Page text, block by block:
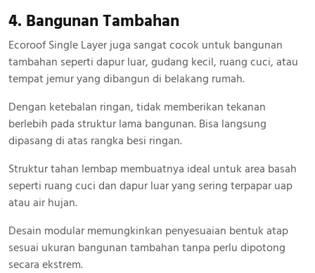
4. Bangunan Tambahan
Ecoroof Single Layer juga sangat cocok untuk bangunan
tambahan seperti dapur luar, gudang kecil, ruang cuci, atau
tempat jemur yang dibangun di belakang rumah.
Dengan ketebalan ringan, tidak memberikan tekanan
berlebih pada struktur lama bangunan. Bisa langsung
dipasang di atas rangka besi ringan.
Struktur tahan lembap membuatnya ideal untuk area basah
seperti ruang cuci dan dapur luar yang sering terpapar uap
atau air hujan.
Desain modular memungkinkan penyesuaian bentuk atap
sesuai ukuran bangunan tambahan tanpa perlu dipotong
secara ekstrem.